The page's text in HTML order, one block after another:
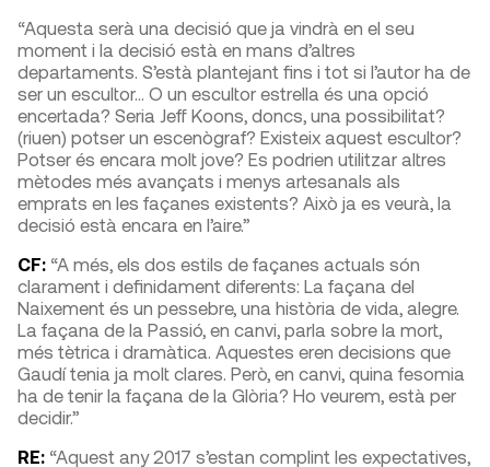
“Aquesta serà una decisió que ja vindrà en el seu
moment i la decisió està en mans d’altres
departaments. S’està plantejant fins i tot si l’autor ha de
ser un escultor… O un escultor estrella és una opció
encertada? Seria Jeff Koons, doncs, una possibilitat?
(riuen) potser un escenògraf? Existeix aquest escultor?
Potser és encara molt jove? Es podrien utilitzar altres
mètodes més avançats i menys artesanals als
emprats en les façanes existents? Això ja es veurà, la
decisió està encara en l’aire.”
CF: “A més, els dos estils de façanes actuals són
clarament i definidament diferents: La façana del
Naixement és un pessebre, una història de vida, alegre.
La façana de la Passió, en canvi, parla sobre la mort,
més tètrica i dramàtica. Aquestes eren decisions que
Gaudí tenia ja molt clares. Però, en canvi, quina fesomia
ha de tenir la façana de la Glòria? Ho veurem, està per
decidir.”
RE: “Aquest any 2017 s’estan complint les expectatives,